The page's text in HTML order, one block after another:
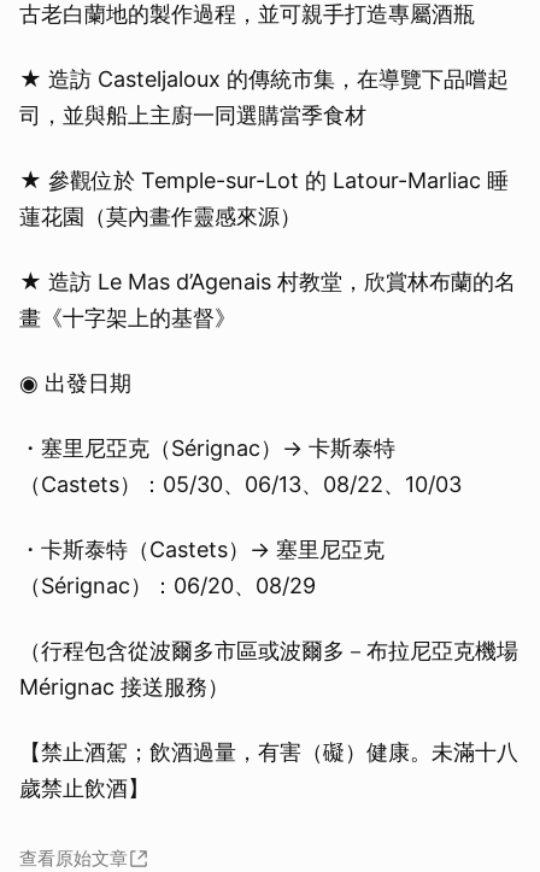
古老白蘭地的製作過程，並可親手打造專屬酒瓶
★ 造訪 Casteljaloux 的傳統市集，在導覽下品嚐起
司，並與船上主廚一同選購當季食材
★ 參觀位於 Temple-sur-Lot 的 Latour-Marliac 睡
蓮花園（莫內畫作靈感來源）
★ 造訪 Le Mas d’Agenais 村教堂，欣賞林布蘭的名
畫《十字架上的基督》
◉ 出發日期
・塞里尼亞克（Sérignac）→ 卡斯泰特
（Castets）：05/30、06/13、08/22、10/03
・卡斯泰特（Castets）→ 塞里尼亞克
（Sérignac）：06/20、08/29
（行程包含從波爾多市區或波爾多－布拉尼亞克機場
Mérignac 接送服務）
【禁止酒駕；飲酒過量，有害（礙）健康。未滿十八
歲禁止飲酒】
查看原始文章